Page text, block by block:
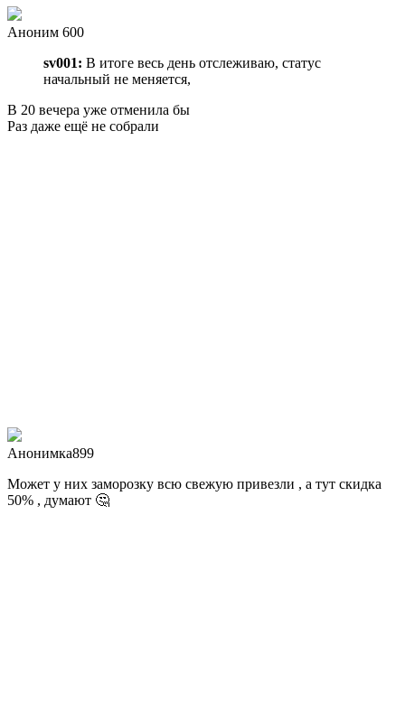
Аноним 600
sv001: В итоге весь день отслеживаю, статус
начальный не меняется,
В 20 вечера уже отменила бы
Раз даже ещё не собрали
Анонимка899
Может у них заморозку всю свежую привезли , а тут скидка
50% , думают 🤔